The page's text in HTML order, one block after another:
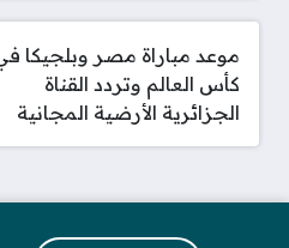
موعد مباراة مصر وبلجيكا
كأس العالم وتردد القناة
الجزائرية الأرضية المجانية